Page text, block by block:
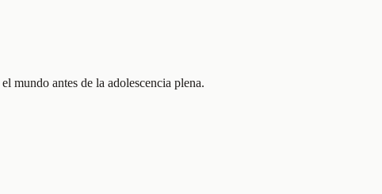
mundo antes de la adolescencia plena.